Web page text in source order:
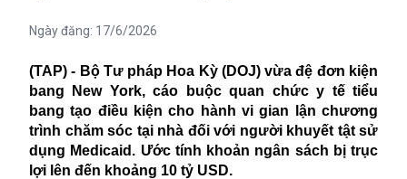
Ngày đăng: 17/6/2026
(TAP) - Bộ Tư pháp Hoa Kỳ (DOJ) vừa đệ đơn kiện
bang New York, cáo buộc quan chức y tế tiểu
bang tạo điều kiện cho hành vi gian lận chương
trình chăm sóc tại nhà đối với người khuyết tật sử
dụng Medicaid. Ước tính khoản ngân sách bị trục
lợi lên đến khoảng 10 tỷ USD.